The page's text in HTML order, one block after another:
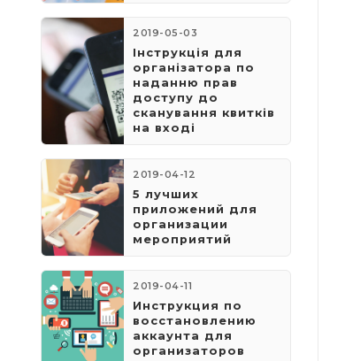
2019-05-03
​Інструкція для
організатора по
наданню прав
доступу до
сканування квитків
на вході
2019-04-12
5 лучших
приложений для
организации
мероприятий
2019-04-11
Инструкция по
восстановлению
аккаунта для
организаторов